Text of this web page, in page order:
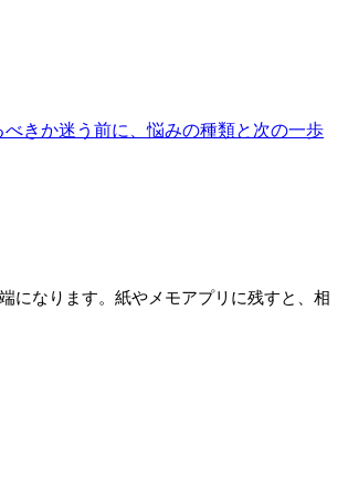
べきか迷う前に、悩みの種類と次の一歩
になります。紙やメモアプリに残すと、相